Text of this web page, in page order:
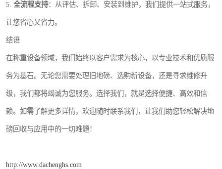
5. 全流程支持：从评估、拆卸、安装到维护，我们提供一站式服务，
让您省心又省力。
结语
在称重设备领域，我们始终以客户需求为核心，以专业技术和优质服
务为基石。无论您需要处理旧地磅、选购新设备，还是寻求维修升
级，我们都将竭诚为您服务。选择我们，就是选择便捷、高效和信
赖。如需了解更多详情，欢迎随时联系我们，让我们助您轻松解决地
磅回收与应用中的一切难题！
http://www.dachenghs.com